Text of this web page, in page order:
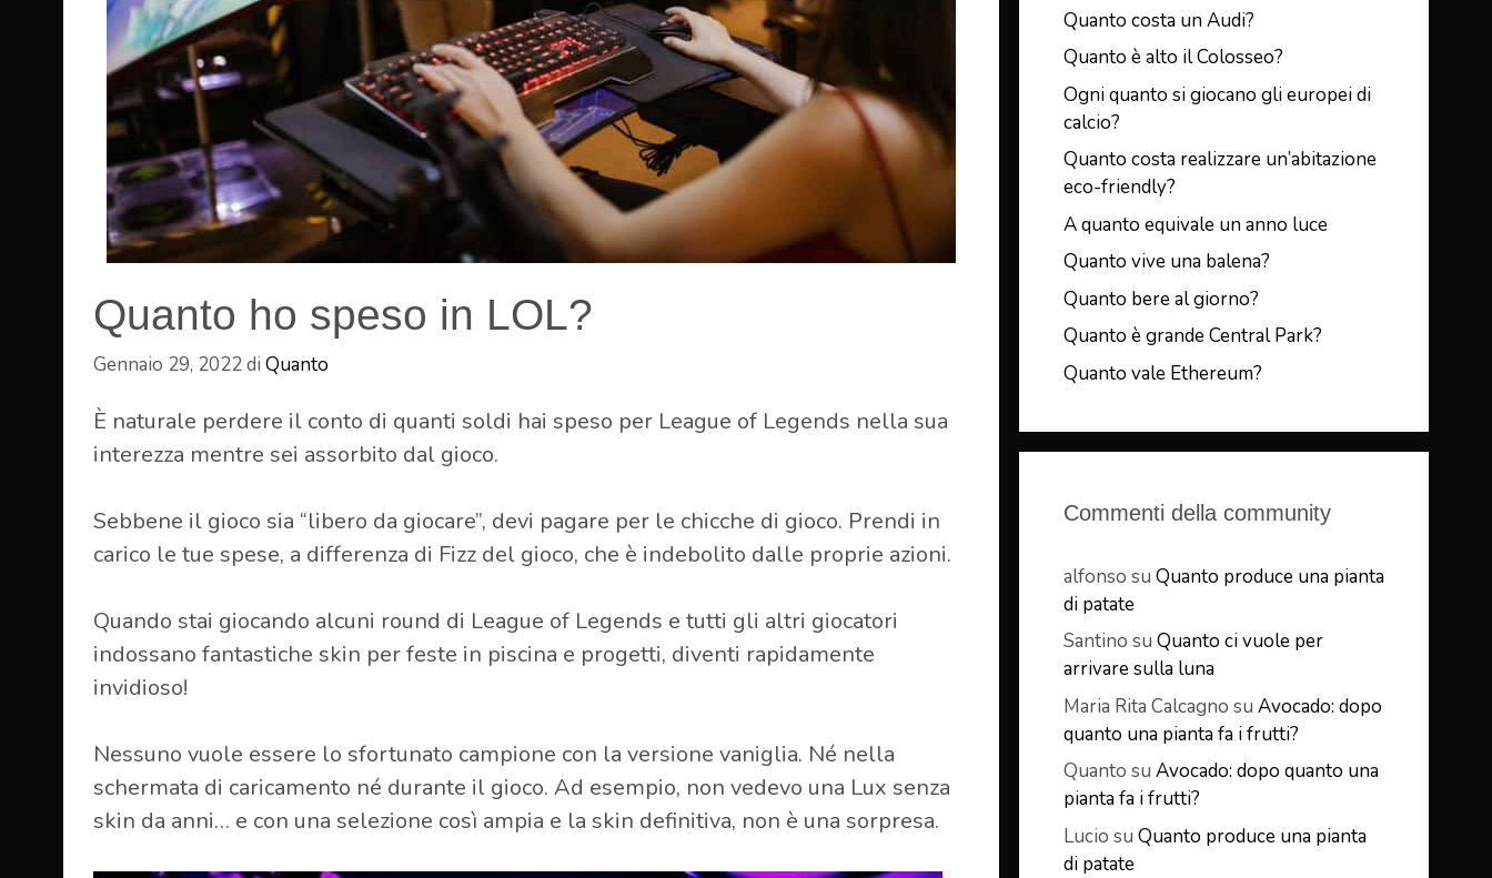
Quanto ho speso in LOL?
Gennaio 29, 2022di Quanto
È naturale perdere il conto di quanti soldi hai speso per League of Legends nella sua
interezza mentre sei assorbito dal gioco.
Sebbene il gioco sia “libero da giocare”, devi pagare per le chicche di gioco. Prendi in
carico le tue spese, a differenza di Fizz del gioco, che è indebolito dalle proprie azioni.
Quando stai giocando alcuni round di League of Legends e tutti gli altri giocatori
indossano fantastiche skin per feste in piscina e progetti, diventi rapidamente
invidioso!
Nessuno vuole essere lo sfortunato campione con la versione vaniglia. Né nella
schermata di caricamento né durante il gioco. Ad esempio, non vedevo una Lux senza
skin da anni… e con una selezione così ampia e la skin definitiva, non è una sorpresa.
Quanto costa un Audi?
Quanto è alto il Colosseo?
Ogni quanto si giocano gli europei di
calcio?
Quanto costa realizzare un’abitazione
eco-friendly?
A quanto equivale un anno luce
Quanto vive una balena?
Quanto bere al giorno?
Quanto è grande Central Park?
Quanto vale Ethereum?
Commenti della community
alfonso su Quanto produce una pianta
di patate
Santino su Quanto ci vuole per
arrivare sulla luna
Maria Rita Calcagno su Avocado: dopo
quanto una pianta fa i frutti?
Quanto su Avocado: dopo quanto una
pianta fa i frutti?
Lucio su Quanto produce una pianta
di patate